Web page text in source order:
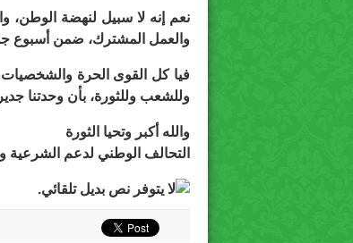
نعم إنه لا سبيل لنهضة الوطن،
والعمل المشترك، ضمن أسبوع
فيا كل القوى الحرة والشخصيات
وللشعب وللثورة، بأن وحدتنا
والله أكبر وتحيا الثورة
التحالف الوطني لدعم الشرعية